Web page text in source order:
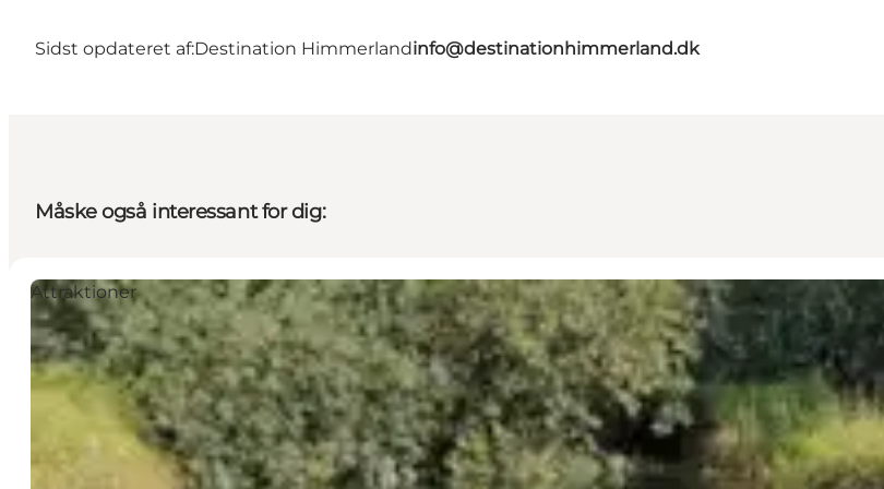
Sidst opdateret af:Destination Himmerlandinfo@destinationhimmerland.dk
Måske også interessant for dig:
Attraktioner